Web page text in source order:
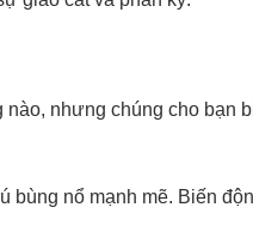
nhưng chúng cho bạn
bùng nổ mạnh mẽ. Biến